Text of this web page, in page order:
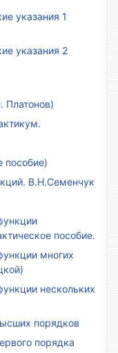
указания 1
указания 2
Платонов)
пособие)
В.Н.Семенчук
пособие.
многих
нескольких
порядков
порядка